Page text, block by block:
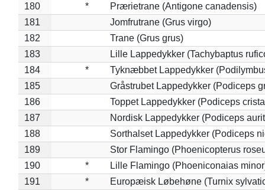
180
*
Prærietrane (Antigone canadensis)
181
Jomfrutrane (Grus virgo)
182
Trane (Grus grus)
183
Lille Lappedykker (Tachybaptus
184
*
Tyknæbbet Lappedykker
185
Gråstrubet Lappedykker (Podiceps
186
Toppet Lappedykker (Podiceps
187
Nordisk Lappedykker (Podiceps
188
Sorthalset Lappedykker (Podiceps
189
Stor Flamingo (Phoenicopterus
190
*
Lille Flamingo (Phoeniconaias
191
*
Europæisk Løbehøne (Turnix